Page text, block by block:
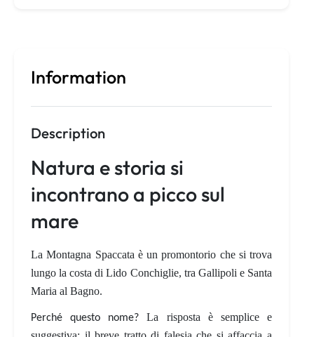
Information
Description
Natura e storia si
incontrano a picco sul
mare
La Montagna Spaccata è un promontorio che si trova
lungo la costa di Lido Conchiglie, tra Gallipoli e Santa
Maria al Bagno.
Perché questo nome? La risposta è semplice e